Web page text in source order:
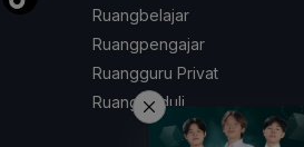
Ruangbelajar
Ruangpengajar
Ruangguru Privat
Ruangpeduli